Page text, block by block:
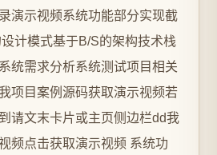
演示视频系统功能部分实现截
计模式基于B/S的架构技术栈
统需求分析系统测试项目相关
项目案例源码获取演示视频若
请文末卡片或主页侧边栏dd我
频点击获取演示视频 系统功